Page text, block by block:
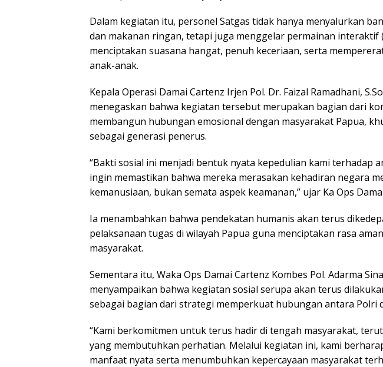
Dalam kegiatan itu, personel Satgas tidak hanya menyalurkan
dan makanan ringan, tetapi juga menggelar permainan interaktif
menciptakan suasana hangat, penuh keceriaan, serta
anak-anak.
Kepala Operasi Damai Cartenz Irjen Pol. Dr. Faizal Ramadhani,
menegaskan bahwa kegiatan tersebut merupakan bagian dari
membangun hubungan emosional dengan masyarakat Papua,
sebagai generasi penerus.
“Bakti sosial ini menjadi bentuk nyata kepedulian kami terhadap
ingin memastikan bahwa mereka merasakan kehadiran negara
kemanusiaan, bukan semata aspek keamanan,” ujar Ka Ops
Ia menambahkan bahwa pendekatan humanis akan terus
pelaksanaan tugas di wilayah Papua guna menciptakan rasa
masyarakat.
Sementara itu, Waka Ops Damai Cartenz Kombes Pol. Adarma
menyampaikan bahwa kegiatan sosial serupa akan terus
sebagai bagian dari strategi memperkuat hubungan antara Polri
“Kami berkomitmen untuk terus hadir di tengah masyarakat,
yang membutuhkan perhatian. Melalui kegiatan ini, kami
manfaat nyata serta menumbuhkan kepercayaan masyarakat